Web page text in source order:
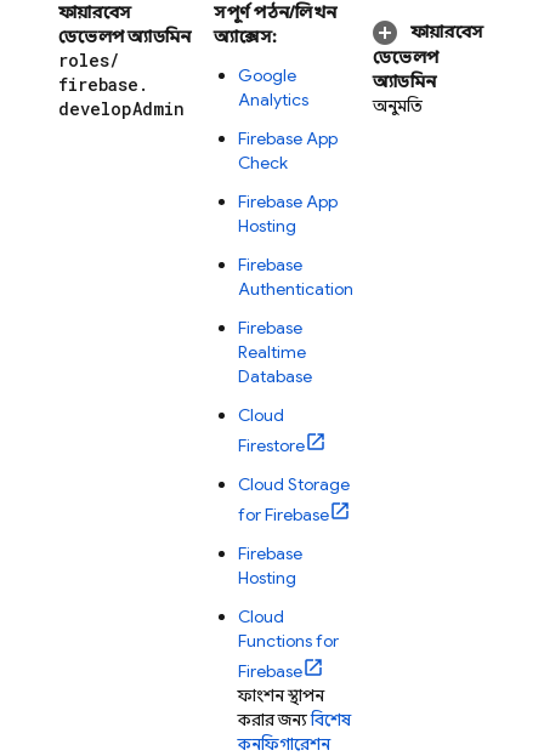
ফায়ারবেস
ডেভেলপ অ্যাডমিন
roles/
firebase .
developAdmin
সম্পূর্ণ পঠন/লিখন
অ্যাক্সেস:
Google
Analytics
Firebase App
Check
Firebase App
Hosting
Firebase
Authentication
Firebase
Realtime
Database
Cloud
Firestore
Cloud Storage
for Firebase
Firebase
Hosting
Cloud
Functions for
Firebase
ফাংশন স্থাপন
করার জন্যবিশেষ
কনফিগারেশন
ফায়ারবেস
ডেভেলপ
অ্যাডমিন
অনুমতি